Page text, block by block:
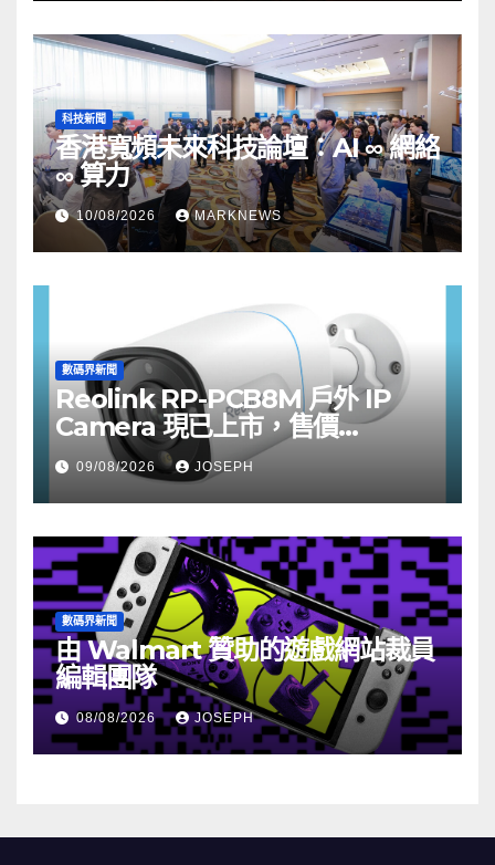
科技新聞
香港寬頻未來科技論壇：AI ∞ 網絡
∞ 算力
10/08/2026 MARKNEWS
數碼界新聞
Reolink RP-PCB8M 戶外 IP
Camera 現已上市，售價
HK$722
09/08/2026 JOSEPH
數碼界新聞
由 Walmart 贊助的遊戲網站裁員
編輯團隊
08/08/2026 JOSEPH